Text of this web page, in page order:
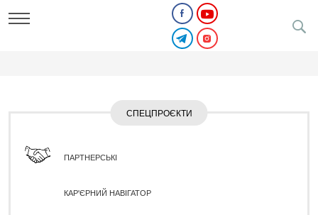
СПЕЦПРОЄКТИ
ПАРТНЕРСЬКІ
КАР'ЄРНИЙ НАВІГАТОР